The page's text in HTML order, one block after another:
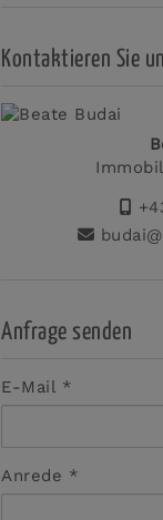
Kontaktieren Sie
Anfrage senden
E-Mail
Anrede